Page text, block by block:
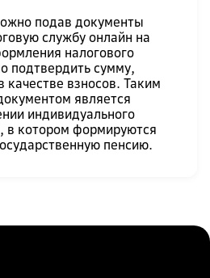
подав документы
службу онлайн на
налогового
подтвердить сумму,
взносов. Таким
является
индивидуального
в котором формируются
пенсию.